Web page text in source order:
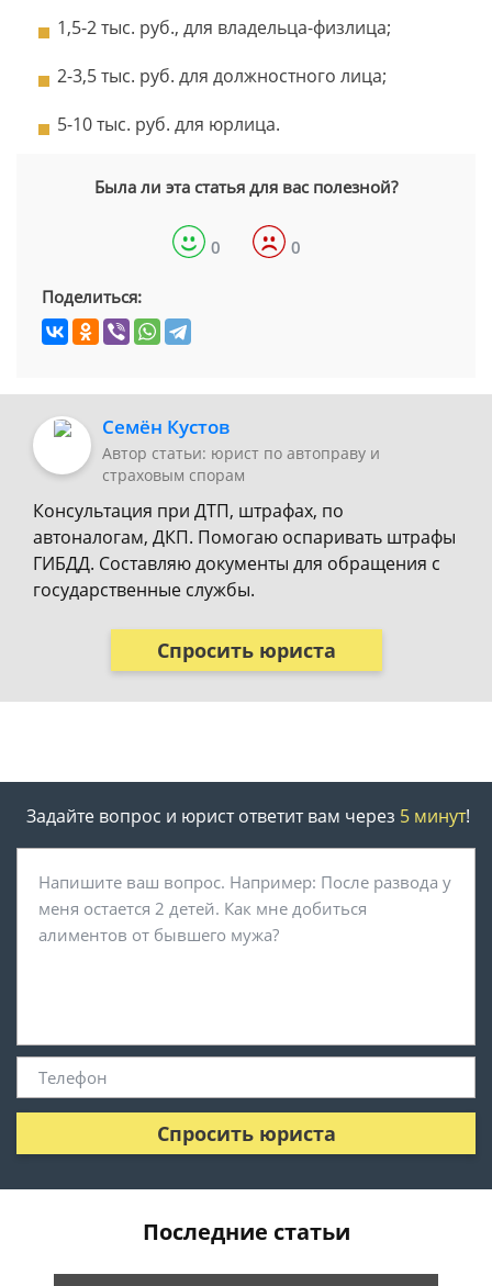
1,5-2 тыс. руб., для владельца-физлица;
2-3,5 тыс. руб. для должностного лица;
5-10 тыс. руб. для юрлица.
Была ли эта статья для вас полезной?
0 0
Поделиться:
Семён Кустов
Автор статьи: юрист по автоправу и
страховым спорам
Консультация при ДТП, штрафах, по
автоналогам, ДКП. Помогаю оспаривать штрафы
ГИБДД. Составляю документы для обращения с
государственные службы.
Спросить юриста
Задайте вопрос и юрист ответит вам через 5 минут!
Спросить юриста
Последние статьи